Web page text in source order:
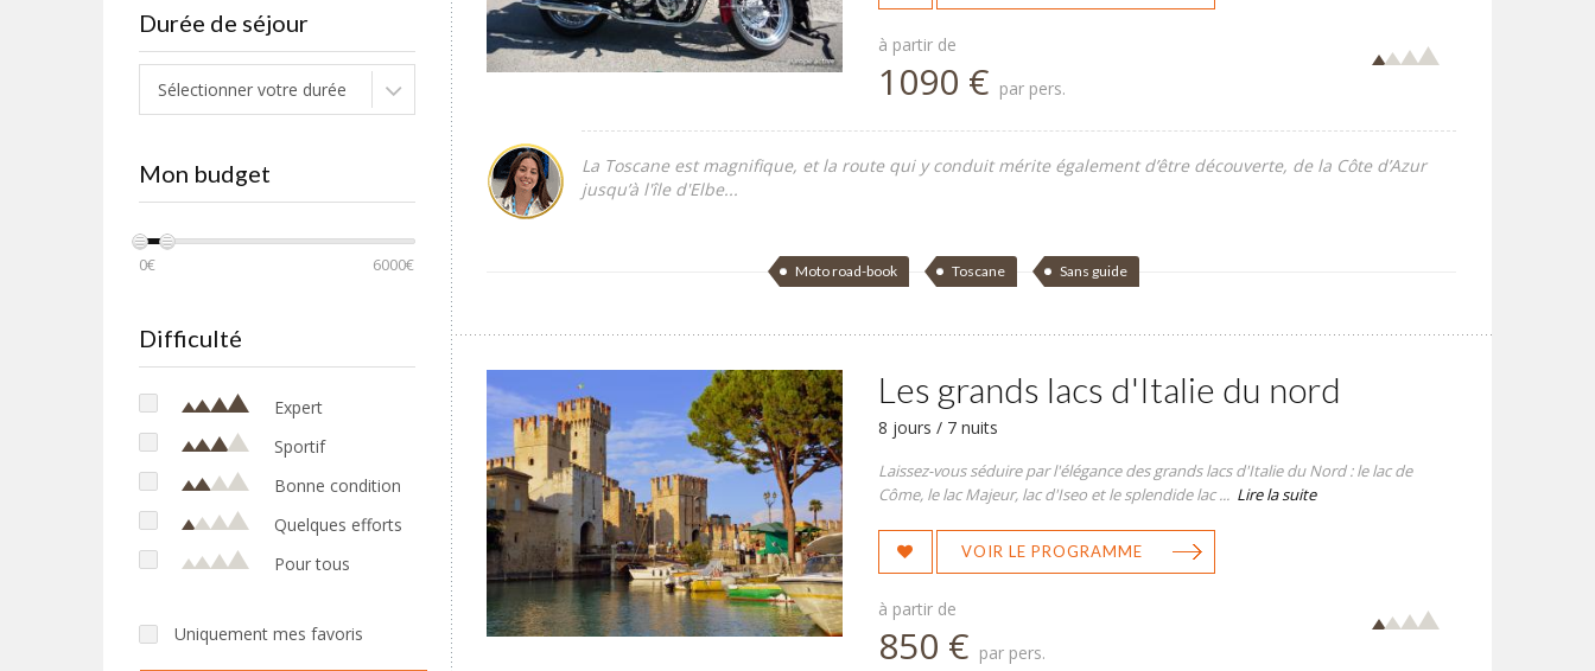
Confort
Courts séjours
Durée de séjour
Sélectionner votre durée
Mon budget
0€ 6000€
Difficulté
Expert
Sportif
Bonne condition
Quelques efforts
Pour tous
Uniquement mes favoris
à partir de
1090 € par pers.
La Toscane est magnifique, et la route qui y conduit mérite également d’être découverte, de la Côte d’Azur
jusqu’à l'île d'Elbe...
Moto road-book Toscane Sans guide
Les grands lacs d'Italie du nord
8 jours / 7 nuits
Laissez-vous séduire par l'élégance des grands lacs d'Italie du Nord : le lac de
Côme, le lac Majeur, lac d'Iseo et le splendide lac ... Lire la suite
VOIR LE PROGRAMME
à partir de
850 € par pers.